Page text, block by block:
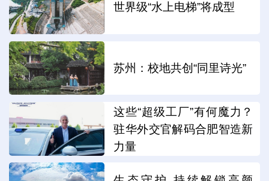
世界级“水上电梯”将成型
苏州：校地共创“同里诗光”
这些“超级工厂”有何魔力？
驻华外交官解码合肥智造新
力量